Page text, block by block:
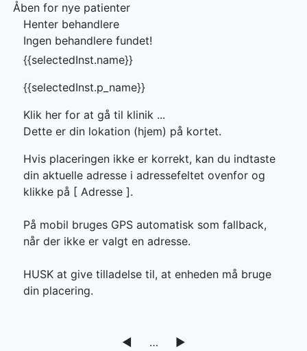
Åben for nye patienter
Henter behandlere
Ingen behandlere fundet!
{{selectedInst.name}}
{{selectedInst.p_name}}
Klik her for at gå til klinik ...
Dette er din lokation (hjem) på kortet.
Hvis placeringen ikke er korrekt, kan du indtaste
din aktuelle adresse i adressefeltet ovenfor og
klikke på [ Adresse ].
På mobil bruges GPS automatisk som fallback,
når der ikke er valgt en adresse.
HUSK at give tilladelse til, at enheden må bruge
din placering.
◀ … ▶